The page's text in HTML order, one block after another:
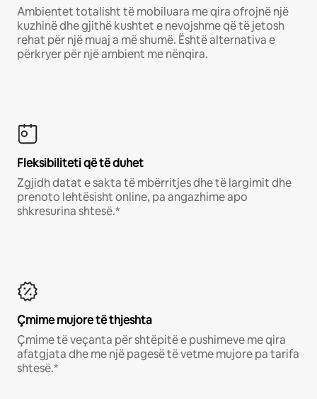
Ambientet totalisht të mobiluara me qira ofrojnë një
kuzhinë dhe gjithë kushtet e nevojshme që të jetosh
rehat për një muaj a më shumë. Është alternativa e
përkryer për një ambient me nënqira.
Fleksibiliteti që të duhet
Zgjidh datat e sakta të mbërritjes dhe të largimit dhe
prenoto lehtësisht online, pa angazhime apo
shkresurina shtesë.*
Çmime mujore të thjeshta
Çmime të veçanta për shtëpitë e pushimeve me qira
afatgjata dhe me një pagesë të vetme mujore pa tarifa
shtesë.*